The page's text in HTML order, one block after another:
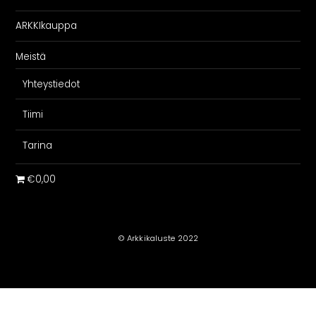
ARKKIkauppa
Meistä
Yhteystiedot
Tiimi
Tarina
€0,00
© Arkkikaluste 2022